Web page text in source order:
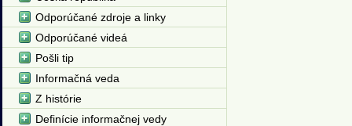
Odporúčané zdroje a linky
Odporúčané videá
Pošli tip
Informačná veda
Z histórie
Definície informačnej vedy